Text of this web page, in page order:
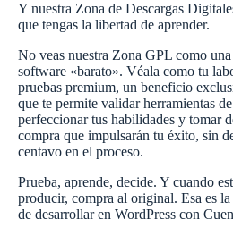
Y nuestra Zona de Descargas
que tengas la libertad de aprender.
No veas nuestra Zona GPL como
software «barato». Véala como tu
pruebas premium, un beneficio
que te permite validar herramientas
perfeccionar tus habilidades y tomar
compra que impulsarán tu éxito, sin
centavo en el proceso.
Prueba, aprende, decide. Y cuando
producir, compra al original. Esa es
de desarrollar en WordPress con